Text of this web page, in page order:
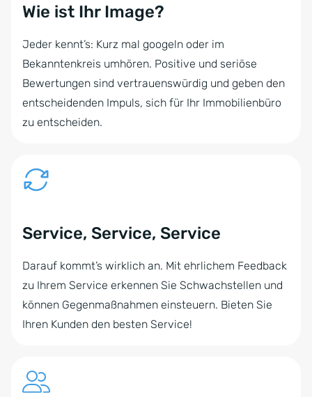
Wie ist Ihr Image?
Jeder kennt’s: Kurz mal googeln oder im
Bekanntenkreis umhören. Positive und seriöse
Bewertungen sind vertrauenswürdig und geben den
entscheidenden Impuls, sich für Ihr Immobilienbüro
zu entscheiden.
Service, Service, Service
Darauf kommt’s wirklich an. Mit ehrlichem Feedback
zu Ihrem Service erkennen Sie Schwachstellen und
können Gegenmaßnahmen einsteuern. Bieten Sie
Ihren Kunden den besten Service!